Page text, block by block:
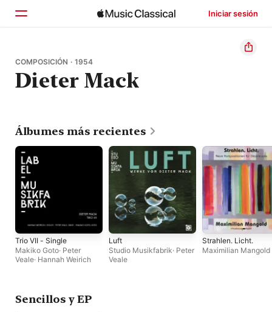
Iniciar sesión
Inicio
Explorar
COMPOSICIÓN · 1954
Dieter Mack
Álbumes más recientes
Trio VII - Single
Makiko Goto· Peter
Veale· Hannah Weirich
Luft
Studio Musikfabrik· Peter
Veale
Strahlen. Licht.
Maximilian Mangold
Sencillos y EP